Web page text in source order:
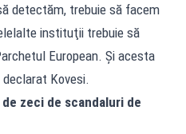
detectăm, trebuie să facem
instituţii trebuie să
European. Şi acesta
Kovesi.
zeci de scandaluri de